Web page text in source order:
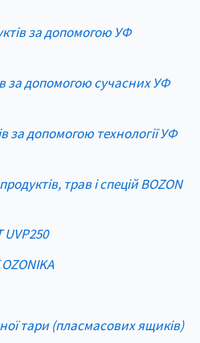
за допомогою УФ
за допомогою сучасних УФ
за допомогою технології УФ
трав і спецій BOZON
тари (пласмасових ящиків)